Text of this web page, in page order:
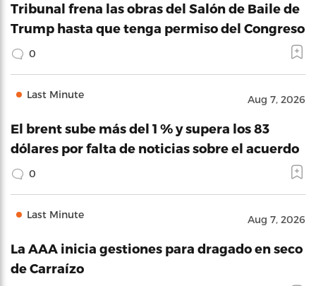
Tribunal frena las obras del Salón de Baile de
Trump hasta que tenga permiso del Congreso
0
Last Minute Aug 7, 2026
El brent sube más del 1 % y supera los 83
dólares por falta de noticias sobre el acuerdo
0
Last Minute Aug 7, 2026
La AAA inicia gestiones para dragado en seco
de Carraízo